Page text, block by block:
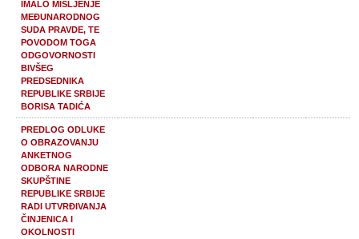
IMALO MIŠLJENJE
MEĐUNARODNOG
SUDA PRAVDE, TE
POVODOM TOGA
ODGOVORNOSTI
BIVŠEG
PREDSEDNIKA
REPUBLIKE SRBIJE
BORISA TADIĆA
PREDLOG ODLUKE
O OBRAZOVANJU
ANKETNOG
ODBORA NARODNE
SKUPŠTINE
REPUBLIKE SRBIJE
RADI UTVRĐIVANJA
ČINJENICA I
OKOLNOSTI